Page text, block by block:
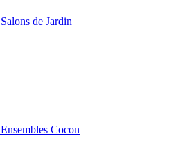
Salons de Jardin
Ensembles Cocon